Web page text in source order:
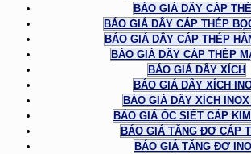
BÁO GIÁ DÂY CÁP
BÁO GIÁ DÂY CÁP THÉP
BÁO GIÁ DÂY CÁP THÉP
BÁO GIÁ DÂY CÁP THÉP
BÁO GIÁ DÂY XÍCH
BÁO GIÁ DÂY XÍCH
BÁO GIÁ DÂY XÍCH INOX
BÁO GIÁ ỐC SIẾT CÁP
BÁO GIÁ TĂNG ĐƠ CÁP
BÁO GIÁ TĂNG ĐƠ